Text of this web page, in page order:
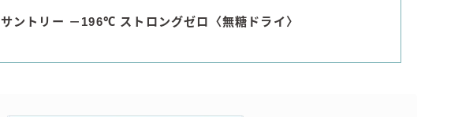
サントリー －196℃ ストロングゼロ〈無糖ドライ〉